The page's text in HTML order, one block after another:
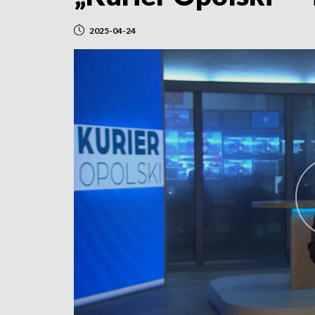
2025-04-24